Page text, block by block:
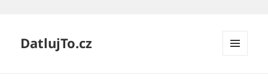
DatlujTo.cz